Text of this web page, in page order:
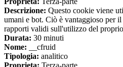
Descrizione: Questo cookie viene
umani e bot. Ciò è vantaggioso per
rapporti validi sull'utilizzo del
Durata: 30 minuti
Nome: __cfruid
Tipologia: analitico
Proprieta: Terza-parte